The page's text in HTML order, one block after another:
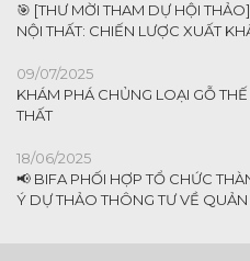
🎯 [THƯ MỜI THAM DỰ HỘI
NỘI THẤT: CHIẾN LƯỢC XUẤT
09/07/2025
KHÁM PHÁ CHỦNG LOẠI GỖ
THẤT
18/06/2025
📢 BIFA PHỐI HỢP TỔ CHỨC
Ý DỰ THẢO THÔNG TƯ VỀ QUẢN